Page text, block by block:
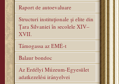
Raport de autoevaluare
Structuri instituţionale şi elite din
Ţara Silvaniei în secolele XIV–
XVII.
Támogassa az EMÉ-t
Balaur bondoc
Az Erdélyi Múzeum-Egyesület
adatkezelési irányelvei